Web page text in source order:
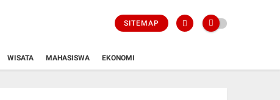
SITEMAP
WISATA MAHASISWA EKONOMI